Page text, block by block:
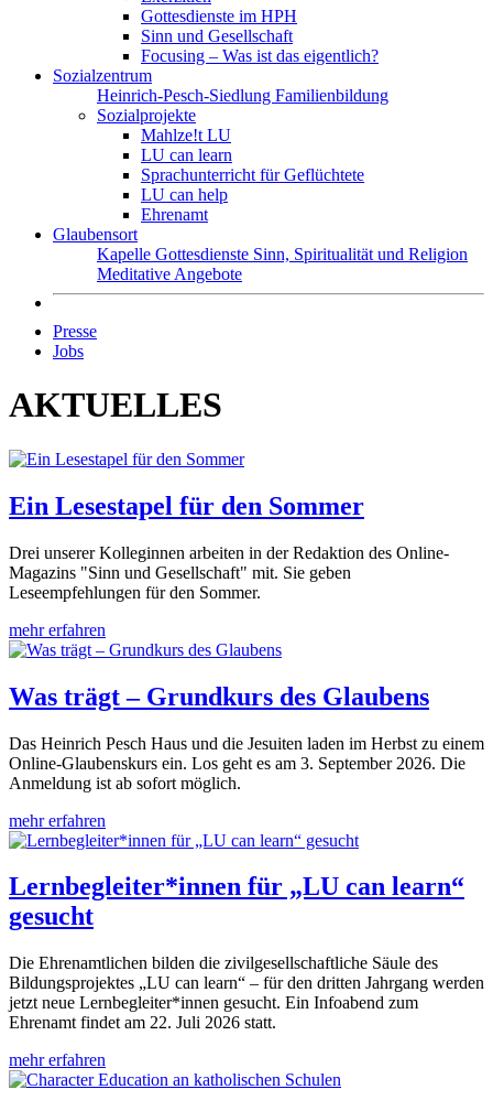
Gottesdienste im HPH
Sinn und Gesellschaft
Focusing – Was ist das eigentlich?
Sozialzentrum
Heinrich-Pesch-Siedlung Familienbildung
Sozialprojekte
Mahlze!t LU
LU can learn
Sprachunterricht für Geflüchtete
LU can help
Ehrenamt
Glaubensort
Kapelle Gottesdienste Sinn, Spiritualität und Religion
Meditative Angebote
Presse
Jobs
AKTUELLES
Ein Lesestapel für den Sommer
Drei unserer Kolleginnen arbeiten in der Redaktion des Online-
Magazins "Sinn und Gesellschaft" mit. Sie geben
Leseempfehlungen für den Sommer.
mehr erfahren
Was trägt – Grundkurs des Glaubens
Das Heinrich Pesch Haus und die Jesuiten laden im Herbst zu einem
Online-Glaubenskurs ein. Los geht es am 3. September 2026. Die
Anmeldung ist ab sofort möglich.
mehr erfahren
Lernbegleiter*innen für „LU can learn“
gesucht
Die Ehrenamtlichen bilden die zivilgesellschaftliche Säule des
Bildungsprojektes „LU can learn“ – für den dritten Jahrgang werden
jetzt neue Lernbegleiter*innen gesucht. Ein Infoabend zum
Ehrenamt findet am 22. Juli 2026 statt.
mehr erfahren